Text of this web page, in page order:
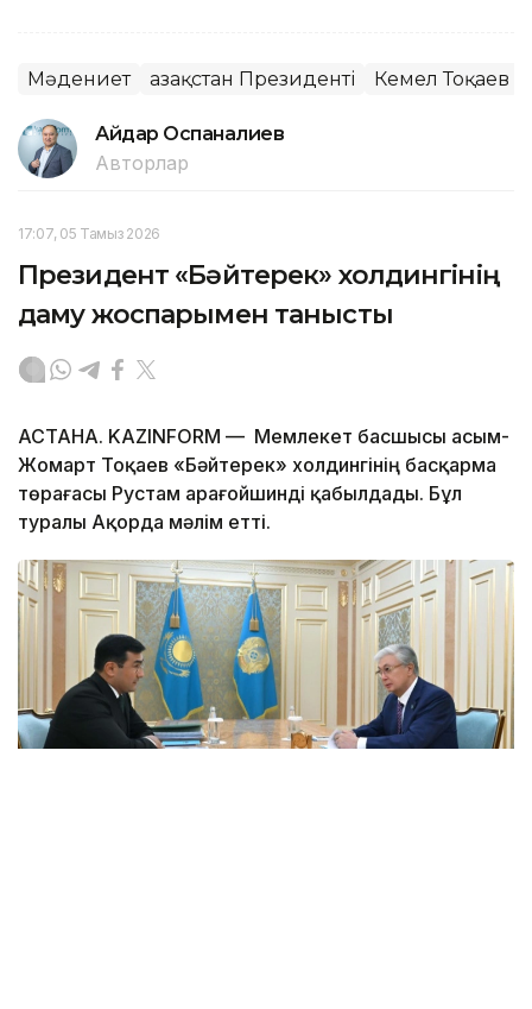
Мәдениет Қазақстан Президенті Кемел Тоқаев
Айдар Оспаналиев
Авторлар
17:07, 05 Тамыз 2026
Президент «Бәйтерек» холдингінің
даму жоспарымен танысты
АСТАНА. KAZINFORM — Мемлекет басшысы Қасым-
Жомарт Тоқаев «Бәйтерек» холдингінің басқарма
төрағасы Рустам Қарағойшинді қабылдады. Бұл
туралы Ақорда мәлім етті.